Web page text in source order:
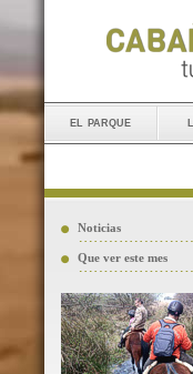
el parque
Noticias
Que ver este mes